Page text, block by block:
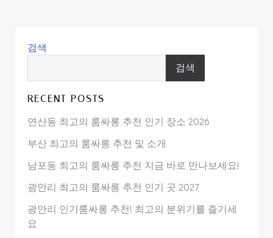
검색
검색
RECENT POSTS
연산동 최고의 룸싸롱 추천 인기 장소 2026
부산 최고의 룸싸롱 추천 및 소개
남포동 최고의 룸싸롱 추천 지금 바로 만나보세요!
광안리 최고의 룸싸롱 추천 인기 곳 2027
광안리 인기룸싸롱 추천! 최고의 분위기를 즐기세
요